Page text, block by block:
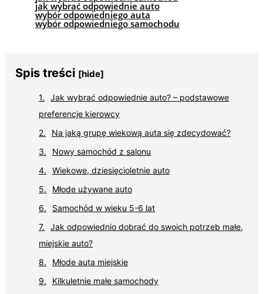
jak wybrać odpowiednie auto
wybór odpowiedniego auta
wybór odpowiedniego samochodu
Spis treści [hide]
Jak wybrać odpowiednie auto? – podstawowe
preferencje kierowcy
Na jaką grupę wiekową auta się zdecydować?
Nowy samochód z salonu
Wiekowe, dziesięcioletnie auto
Młode używane auto
Samochód w wieku 5-6 lat
Jak odpowiednio dobrać do swoich potrzeb małe,
miejskie auto?
Młode auta miejskie
Kilkuletnie małe samochody